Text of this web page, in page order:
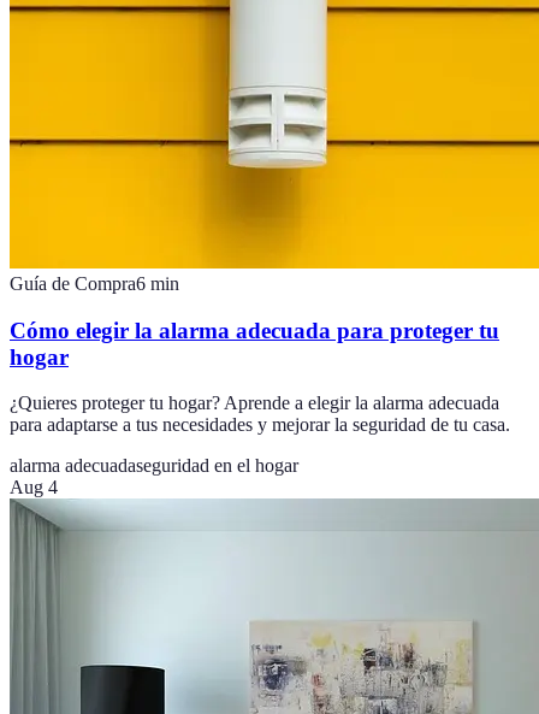
Guía de Compra6 min
Cómo elegir la alarma adecuada para proteger tu
hogar
¿Quieres proteger tu hogar? Aprende a elegir la alarma adecuada
para adaptarse a tus necesidades y mejorar la seguridad de tu casa.
alarma adecuadaseguridad en el hogar
Aug 4